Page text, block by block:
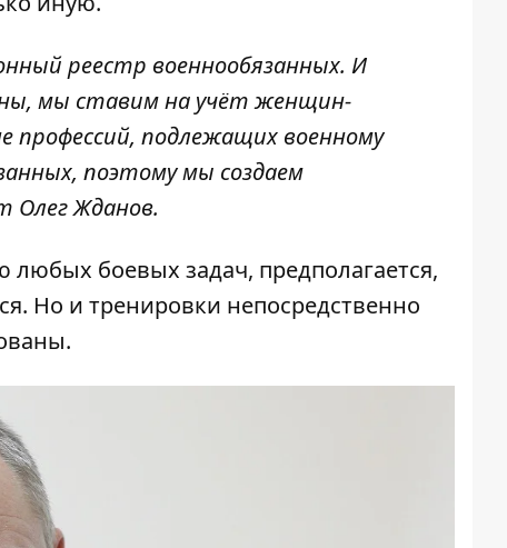
реестр военнообязанных. И
мы ставим на учёт женщин-
профессий, подлежащих военному
поэтому мы создаем
Олег Жданов.
боевых задач, предполагается,
Но и тренировки непосредственно